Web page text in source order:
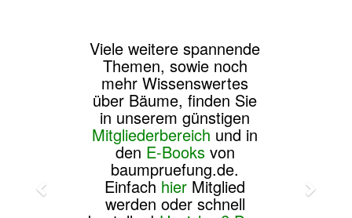
Viele weitere spannende
Themen, sowie noch
mehr Wissenswertes
über Bäume, finden Sie
in unserem günstigen
Mitgliederbereich und in
den E-Booksvon
baumpruefung.de.
Einfach hier Mitglied
werden oder schnell